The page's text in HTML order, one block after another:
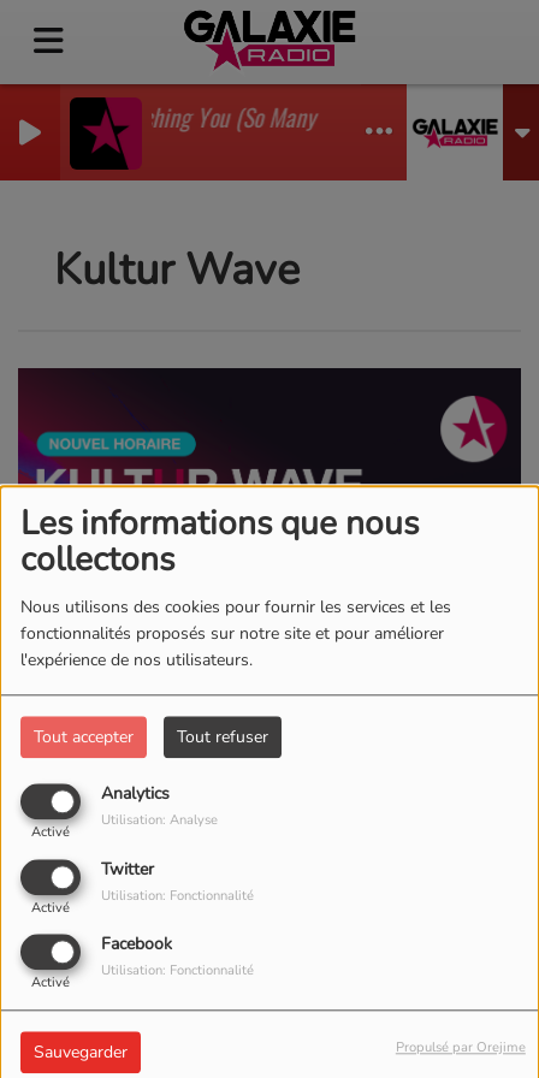
Les informations que nous
collectons
Nous utilisons des cookies pour fournir les services et les
fonctionnalités proposés sur notre site et pour améliorer
l'expérience de nos utilisateurs.
Tout accepter Tout refuser
Analytics
Activé
Utilisation: Analyse
Twitter
Activé
Utilisation: Fonctionnalité
Facebook
Activé
Utilisation: Fonctionnalité
Sauvegarder Propulsé par Orejime
I'm Watching You (So Many Times) (Sean Finn Remix)
GADJO
Kultur Wave
MERCREDI, DE 20:00 À 21:00
15408 VUES
Kultur Wave animé par Greg 20h-21h chaque mercredi